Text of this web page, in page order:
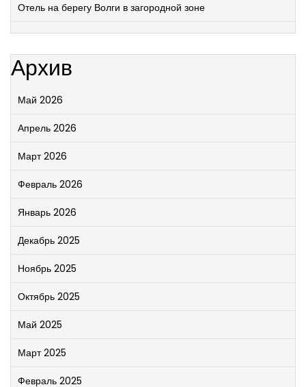
Отель на берегу Волги в загородной зоне
Архив
Май 2026
Апрель 2026
Март 2026
Февраль 2026
Январь 2026
Декабрь 2025
Ноябрь 2025
Октябрь 2025
Май 2025
Март 2025
Февраль 2025